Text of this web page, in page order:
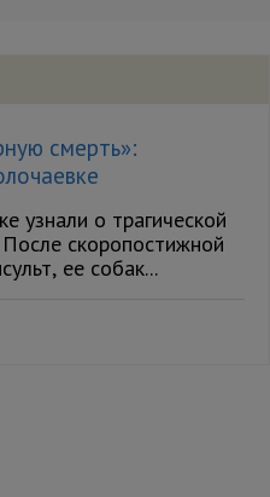
смерть»:
узнали о трагической
скоропостижной
ее собак...